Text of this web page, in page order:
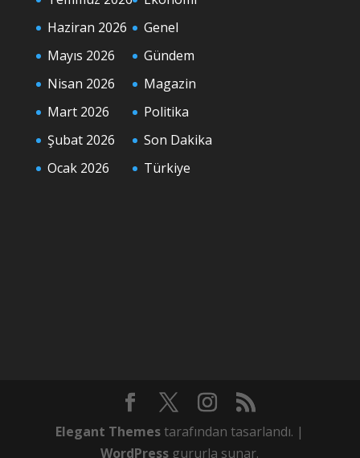
Haziran 2026
Mayıs 2026
Nisan 2026
Mart 2026
Şubat 2026
Ocak 2026
Genel
Gündem
Magazin
Politika
Son Dakika
Türkiye
Elegant Themestarafından tasarlandı. |
WordPress gururla sunar.